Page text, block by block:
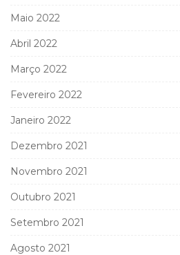
Maio 2022
Abril 2022
Março 2022
Fevereiro 2022
Janeiro 2022
Dezembro 2021
Novembro 2021
Outubro 2021
Setembro 2021
Agosto 2021